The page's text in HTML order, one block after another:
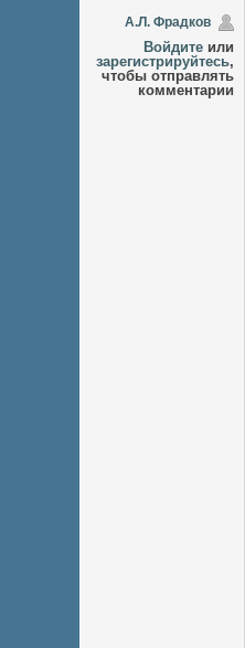
А.Л. Фрадков
Войдите или
зарегистрируйтесь,
чтобы отправлять
комментарии